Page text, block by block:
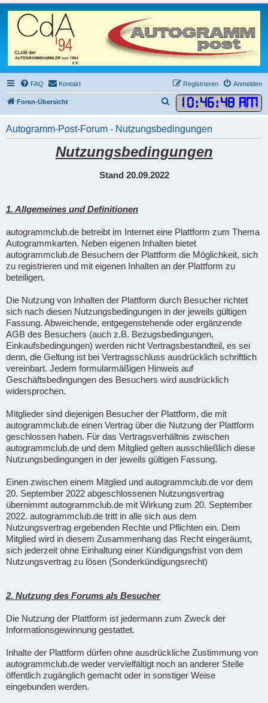
FAQ Kontakt Anmelden
Registrieren
Foren-Übersicht 10:46:48 AM
u
c
e
Autogramm-Post-Forum - Nutzungsbedingungen
Nutzungsbedingungen
Stand 20.09.2022
1. Allgemeines und Definitionen
autogrammclub.de betreibt im Internet eine Plattform zum Thema
Autogrammkarten. Neben eigenen Inhalten bietet
autogrammclub.de Besuchern der Plattform die Möglichkeit, sich
zu registrieren und mit eigenen Inhalten an der Plattform zu
beteiligen.
Die Nutzung von Inhalten der Plattform durch Besucher richtet
sich nach diesen Nutzungsbedingungen in der jeweils gültigen
Fassung. Abweichende, entgegenstehende oder ergänzende
AGB des Besuchers (auch z.B. Bezugsbedingungen,
Einkaufsbedingungen) werden nicht Vertragsbestandteil, es sei
denn, die Geltung ist bei Vertragsschluss ausdrücklich schriftlich
vereinbart. Jedem formularmäßigen Hinweis auf
Geschäftsbedingungen des Besuchers wird ausdrücklich
widersprochen.
Mitglieder sind diejenigen Besucher der Plattform, die mit
autogrammclub.de einen Vertrag über die Nutzung der Plattform
geschlossen haben. Für das Vertragsverhältnis zwischen
autogrammclub.de und dem Mitglied gelten ausschließlich diese
Nutzungsbedingungen in der jeweils gültigen Fassung.
Einen zwischen einem Mitglied und autogrammclub.de vor dem
20. September 2022 abgeschlossenen Nutzungsvertrag
übernimmt autogrammclub.de mit Wirkung zum 20. September
2022. autogrammclub.de tritt in alle sich aus dem
Nutzungsvertrag ergebenden Rechte und Pflichten ein. Dem
Mitglied wird in diesem Zusammenhang das Recht eingeräumt,
sich jederzeit ohne Einhaltung einer Kündigungsfrist von dem
Nutzungsvertrag zu lösen (Sonderkündigungsrecht)
2. Nutzung des Forums als Besucher
Die Nutzung der Plattform ist jedermann zum Zweck der
Informationsgewinnung gestattet.
Inhalte der Plattform dürfen ohne ausdrückliche Zustimmung von
autogrammclub.de weder vervielfältigt noch an anderer Stelle
öffentlich zugänglich gemacht oder in sonstiger Weise
eingebunden werden.